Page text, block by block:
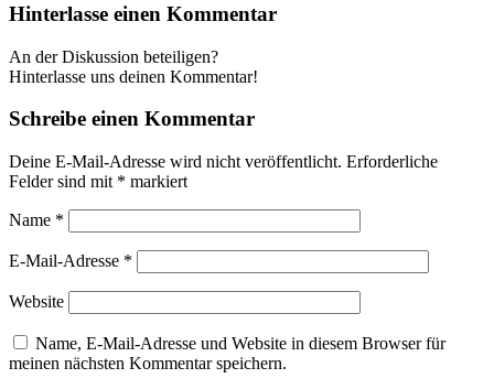
Hinterlasse einen Kommentar
An der Diskussion beteiligen?
Hinterlasse uns deinen Kommentar!
Schreibe einen Kommentar
Deine E-Mail-Adresse wird nicht veröffentlicht. Erforderliche
Felder sind mit * markiert
Name *
E-Mail-Adresse *
Website
Name, E-Mail-Adresse und Website in diesem Browser für
meinen nächsten Kommentar speichern.